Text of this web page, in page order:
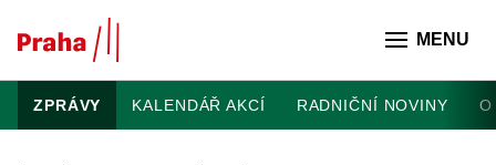
MENU
ZPRÁVY KALENDÁŘ AKCÍ RADNIČNÍ NOVINY O